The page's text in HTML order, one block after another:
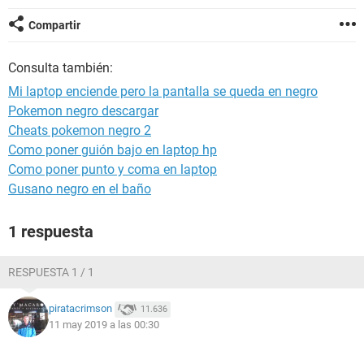
Compartir
Consulta también:
Mi laptop enciende pero la pantalla se queda en negro
Pokemon negro descargar
Cheats pokemon negro 2
Como poner guión bajo en laptop hp
Como poner punto y coma en laptop
Gusano negro en el baño
1 respuesta
RESPUESTA 1 / 1
piratacrimson 11.636
11 may 2019 a las 00:30